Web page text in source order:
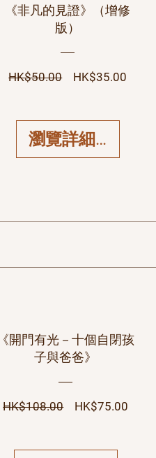
《非凡的見證》（增修
版）
HK$50.00 一般價格
HK$35.00
瀏覽詳細資料
《開門有光－十個自閉孩
子與爸爸》
HK$108.00 一般價格
HK$75.00